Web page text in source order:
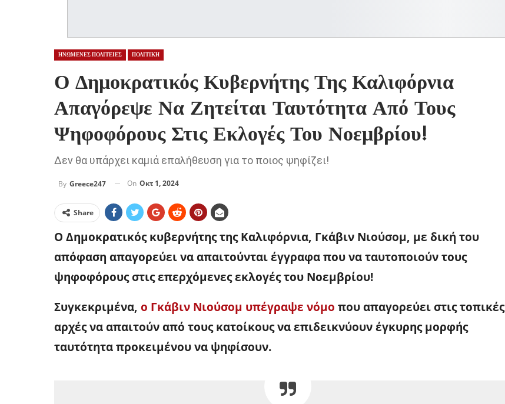
ΗΝΩΜΕΝΕΣ ΠΟΛΙΤΕΙΕΣ ΠΟΛΙΤΙΚΗ
Ο Δημοκρατικός Κυβερνήτης Της Καλιφόρνια
Απαγόρεψε Να Ζητείται Ταυτότητα Από Τους
Ψηφοφόρους Στις Εκλογές Του Νοεμβρίου!
Δεν θα υπάρχει καμιά επαλήθευση για το ποιος ψηφίζει!
By Greece247 On Οκτ 1, 2024
Share
Ο Δημοκρατικός κυβερνήτης της Καλιφόρνια, Γκάβιν Νιούσομ, με δική του
απόφαση απαγορεύει να απαιτούνται έγγραφα που να ταυτοποιούν τους
ψηφοφόρους στις επερχόμενες εκλογές του Νοεμβρίου!
Συγκεκριμένα, ο Γκάβιν Νιούσομ υπέγραψε νόμο που απαγορεύει στις τοπικές
αρχές να απαιτούν από τους κατοίκους να επιδεικνύουν έγκυρης μορφής
ταυτότητα προκειμένου να ψηφίσουν.